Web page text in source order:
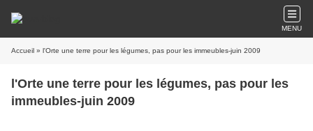
MENU
Accueil » l'Orte une terre pour les légumes, pas pour les immeubles-juin 2009
l'Orte une terre pour les légumes, pas pour les
immeubles-juin 2009